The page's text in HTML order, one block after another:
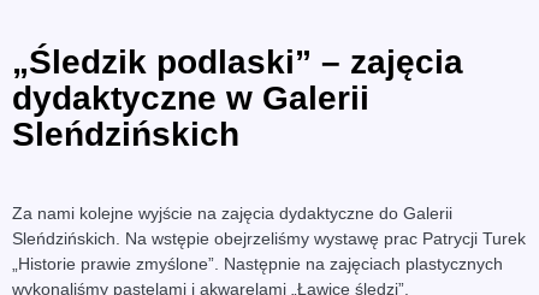
„Śledzik podlaski” – zajęcia
dydaktyczne w Galerii
Sleńdzińskich
Za nami kolejne wyjście na zajęcia dydaktyczne do Galerii
Sleńdzińskich. Na wstępie obejrzeliśmy wystawę prac Patrycji Turek
„Historie prawie zmyślone”. Następnie na zajęciach plastycznych
wykonaliśmy pastelami i akwarelami „Ławice śledzi”.